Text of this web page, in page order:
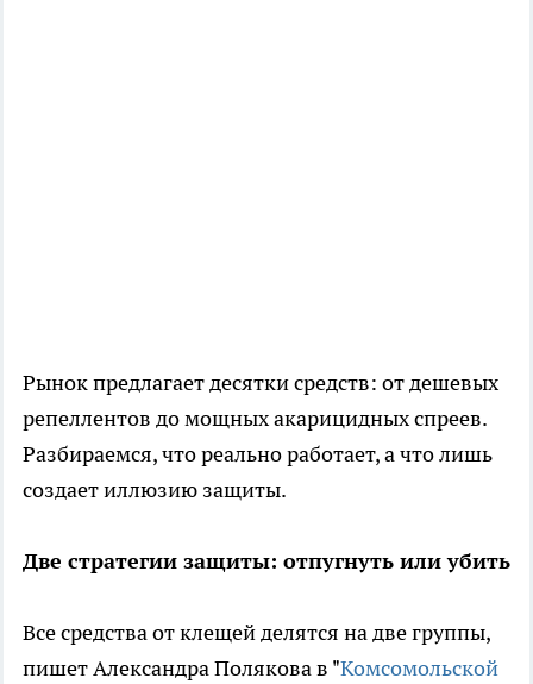
Рынок предлагает десятки средств: от дешевых
репеллентов до мощных акарицидных спреев.
Разбираемся, что реально работает, а что лишь
создает иллюзию защиты.
Две стратегии защиты: отпугнуть или убить
Все средства от клещей делятся на две группы,
пишет Александра Полякова в "Комсомольской